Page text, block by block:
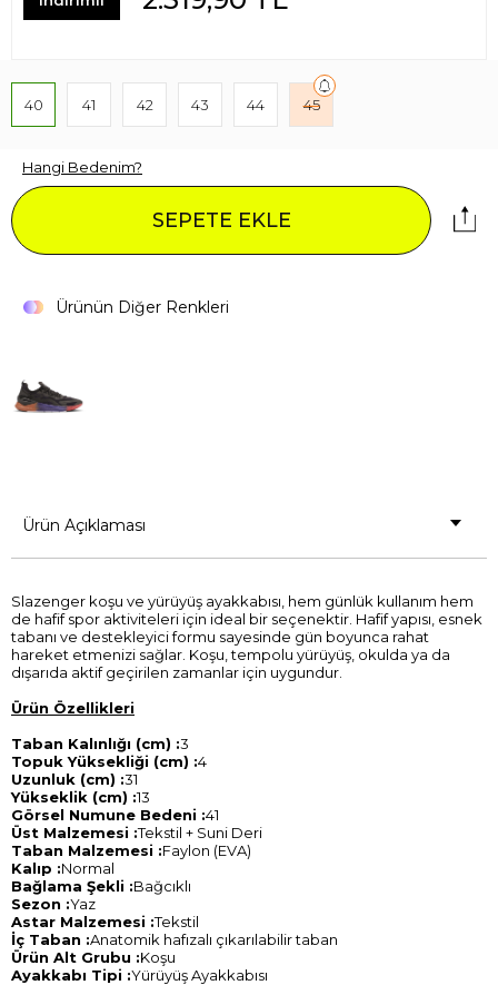
40 41 42 43 44 45
Hangi Bedenim?
SEPETE EKLE
Ürünün Diğer Renkleri
Ürün Açıklaması
Slazenger koşu ve yürüyüş ayakkabısı, hem günlük kullanım hem
de hafif spor aktiviteleri için ideal bir seçenektir. Hafif yapısı, esnek
tabanı ve destekleyici formu sayesinde gün boyunca rahat
hareket etmenizi sağlar. Koşu, tempolu yürüyüş, okulda ya da
dışarıda aktif geçirilen zamanlar için uygundur.
Ürün Özellikleri
Taban Kalınlığı (cm) :3
Topuk Yüksekliği (cm) :4
Uzunluk (cm) :31
Yükseklik (cm) :13
Görsel Numune Bedeni :41
Üst Malzemesi :Tekstil + Suni Deri
Taban Malzemesi :Faylon (EVA)
Kalıp :Normal
Bağlama Şekli :Bağcıklı
Sezon :Yaz
Astar Malzemesi :Tekstil
İç Taban :Anatomik hafızalı çıkarılabilir taban
Ürün Alt Grubu :Koşu
Ayakkabı Tipi :Yürüyüş Ayakkabısı